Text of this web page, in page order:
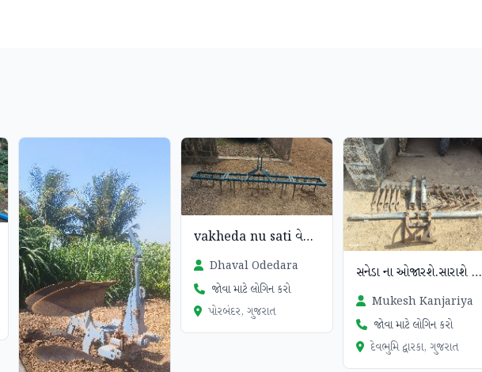
vakheda nu sati વેચવાનું chhe
Dhaval Odedara
જોવા માટે લોગિન કરો
પોરબંદર, ગુજરાત
સનેડા ના ઓજારશે.સારાશે નવાજશે .
Mukesh Kanjariya
જોવા માટે લોગિન કરો
દેવભુમિ દ્વારકા, ગુજરાત